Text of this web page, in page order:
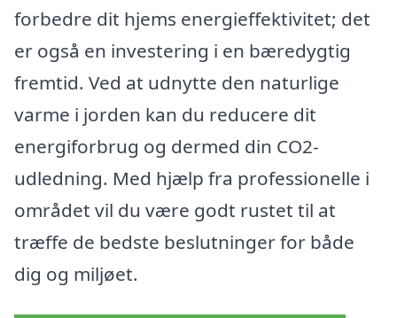
forbedre dit hjems energieffektivitet; det
er også en investering i en bæredygtig
fremtid. Ved at udnytte den naturlige
varme i jorden kan du reducere dit
energiforbrug og dermed din CO2-
udledning. Med hjælp fra professionelle i
området vil du være godt rustet til at
træffe de bedste beslutninger for både
dig og miljøet.